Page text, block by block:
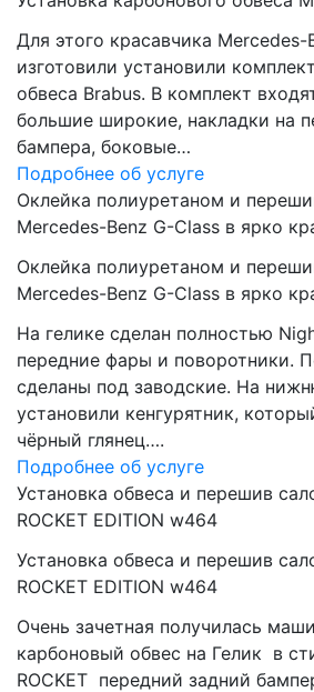
Для этого красавчика Mercedes-
изготовили установили
обвеса Brabus. В комплект
большие широкие, накладки на
бампера, боковые…
Подробнее об услуге
Оклейка полиуретаном и
Mercedes-Benz G-Class в ярко
Оклейка полиуретаном и
Mercedes-Benz G-Class в ярко
На гелике сделан полностью
передние фары и поворотники.
сделаны под заводские. На
установили кенгурятник,
чёрный глянец….
Подробнее об услуге
Установка обвеса и перешив
ROCKET EDITION w464
Установка обвеса и перешив
ROCKET EDITION w464
Очень зачетная получилась
карбоновый обвес на Гелик в
ROCKET передний задний